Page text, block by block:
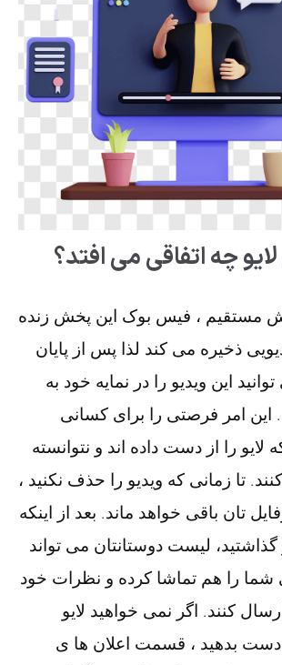
لایو چه اتفاقی می افتد؟
مستقیم ، فیس بوک این پخش زنده
ذخیره می کند لذا پس از پایان
این ویدیو را در نمایه خود به
این امر فرصتی را برای کسانی
را از دست داده اند و نتوانسته
تا زمانی که ویدیو را حذف نکنید ،
تان باقی خواهد ماند. بعد از اینکه
لیست دوستانتان می تواند
را هم تماشا کرده و نظرات خود
کنند. اگر نمی خواهید لایو
دست بدهید ، قسمت اعلان ها ی